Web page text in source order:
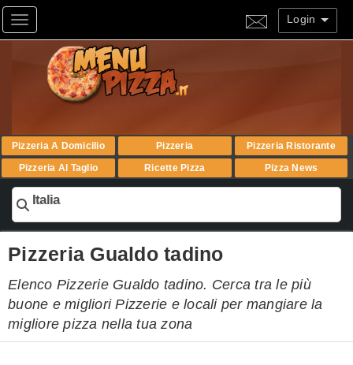
Toggle navigation Login
Pizzeria A Domicilio Pizzeria
Pizzeria Ristorante
Pizzeria Al Taglio
Ricette Pizza Pizza News
Italia
Pizzeria Gualdo tadino
Elenco Pizzerie Gualdo tadino. Cerca tra le più
buone e migliori Pizzerie e locali per mangiare la
migliore pizza nella tua zona